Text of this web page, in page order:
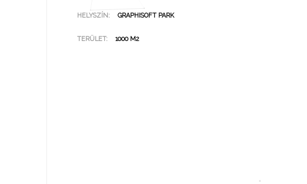
HELYSZÍN: GRAPHISOFT PARK
TERÜLET: 1000 M2